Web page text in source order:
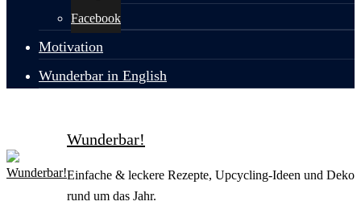
Facebook
Motivation
Wunderbar in English
Wunderbar!
Einfache & leckere Rezepte, Upcycling-Ideen und Deko
rund um das Jahr.